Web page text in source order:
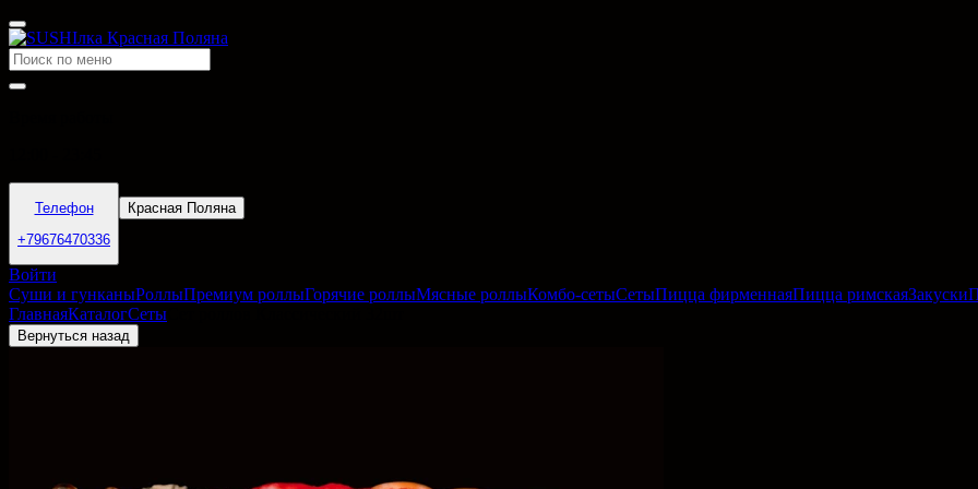
Телефон
+79676470336
Красная Поляна
Войти
Суши и гунканыРоллыПремиум роллыГорячие роллыМясные роллыКомбо-сетыСетыПицца фирменнаяПицца римскаяЗакуски
ГлавнаяКаталогСеты
Вернуться назад